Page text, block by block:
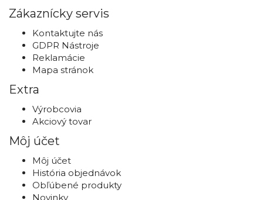
Zákaznícky servis
Kontaktujte nás
GDPR Nástroje
Reklamácie
Mapa stránok
Extra
Výrobcovia
Akciový tovar
Môj účet
Môj účet
História objednávok
Obľúbené produkty
Novinky